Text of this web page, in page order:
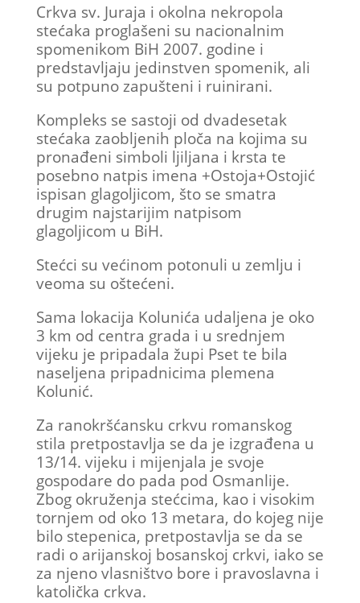
Crkva sv. Juraja i okolna nekropola
stećaka proglašeni su nacionalnim
spomenikom BiH 2007. godine i
predstavljaju jedinstven spomenik, ali
su potpuno zapušteni i ruinirani.
Kompleks se sastoji od dvadesetak
stećaka zaobljenih ploča na kojima su
pronađeni simboli ljiljana i krsta te
posebno natpis imena +Ostoja+Ostojić
ispisan glagoljicom, što se smatra
drugim najstarijim natpisom
glagoljicom u BiH.
Stećci su većinom potonuli u zemlju i
veoma su oštećeni.
Sama lokacija Kolunića udaljena je oko
3 km od centra grada i u srednjem
vijeku je pripadala župi Pset te bila
naseljena pripadnicima plemena
Kolunić.
Za ranokršćansku crkvu romanskog
stila pretpostavlja se da je izgrađena u
13/14. vijeku i mijenjala je svoje
gospodare do pada pod Osmanlije.
Zbog okruženja stećcima, kao i visokim
tornjem od oko 13 metara, do kojeg nije
bilo stepenica, pretpostavlja se da se
radi o arijanskoj bosanskoj crkvi, iako se
za njeno vlasništvo bore i pravoslavna i
katolička crkva.